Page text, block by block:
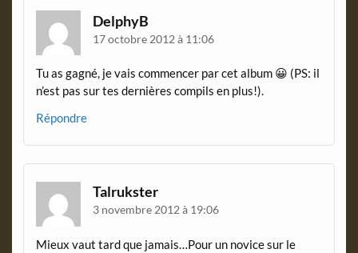
DelphyB
17 octobre 2012 à 11:06
Tu as gagné, je vais commencer par cet album 😀 (PS: il
n’est pas sur tes dernières compils en plus!).
Répondre
Talrukster
3 novembre 2012 à 19:06
Mieux vaut tard que jamais…Pour un novice sur le